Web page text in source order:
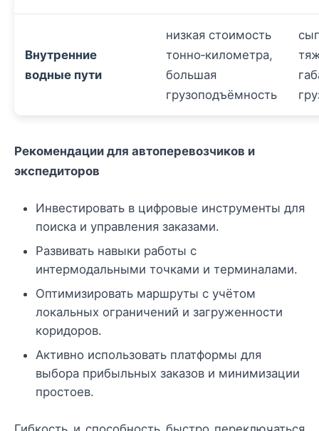
Внутренние
водные пути
низкая стоимость
тонно‑километра,
большая
грузоподъёмность
Рекомендации для автоперевозчиков и
экспедиторов
Инвестировать в цифровые инструменты для
поиска и управления заказами.
Развивать навыки работы с
интермодальными точками и терминалами.
Оптимизировать маршруты с учётом
локальных ограничений и загруженности
коридоров.
Активно использовать платформы для
выбора прибыльных заказов и минимизации
простоев.